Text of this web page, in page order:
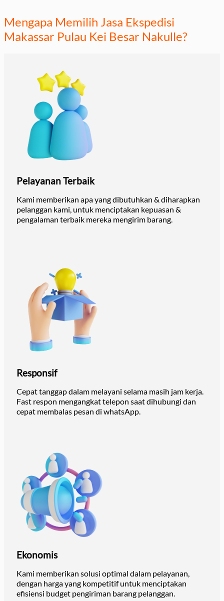
Mengapa Memilih Jasa Ekspedisi
Makassar Pulau Kei Besar Nakulle?
Pelayanan Terbaik
Kami memberikan apa yang dibutuhkan & diharapkan
pelanggan kami, untuk menciptakan kepuasan &
pengalaman terbaik mereka mengirim barang.
Responsif
Cepat tanggap dalam melayani selama masih jam kerja.
Fast respon mengangkat telepon saat dihubungi dan
cepat membalas pesan di whatsApp.
Ekonomis
Kami memberikan solusi optimal dalam pelayanan,
dengan harga yang kompetitif untuk menciptakan
efisiensi budget pengiriman barang pelanggan.